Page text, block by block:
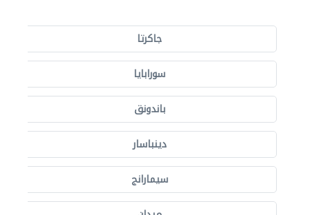
جاكرتا
سورابايا
باندونق
دينباسار
سيمارانج